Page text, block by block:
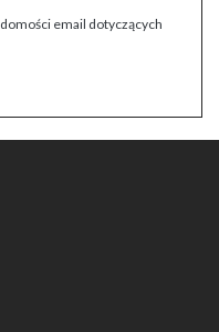
email dotyczących